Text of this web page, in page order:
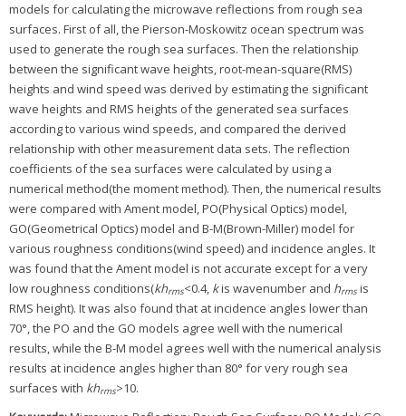
models for calculating the microwave reflections from rough sea
surfaces. First of all, the Pierson-Moskowitz ocean spectrum was
used to generate the rough sea surfaces. Then the relationship
between the significant wave heights, root-mean-square(RMS)
heights and wind speed was derived by estimating the significant
wave heights and RMS heights of the generated sea surfaces
according to various wind speeds, and compared the derived
relationship with other measurement data sets. The reflection
coefficients of the sea surfaces were calculated by using a
numerical method(the moment method). Then, the numerical results
were compared with Ament model, PO(Physical Optics) model,
GO(Geometrical Optics) model and B-M(Brown-Miller) model for
various roughness conditions(wind speed) and incidence angles. It
was found that the Ament model is not accurate except for a very
low roughness conditions(khrms<0.4, kis wavenumber and hrms is
RMS height). It was also found that at incidence angles lower than
70°, the PO and the GO models agree well with the numerical
results, while the B-M model agrees well with the numerical analysis
results at incidence angles higher than 80° for very rough sea
surfaces with khrms>10.